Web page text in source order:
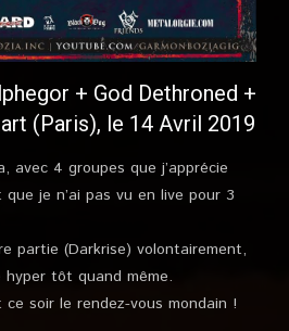
+ God Dethroned +
(Paris), le 14 Avril 2019
avec 4 groupes que j’apprécie
je n’ai pas vu en live pour 3
partie (Darkrise) volontairement,
hyper tôt quand même.
ce soir le rendez-vous mondain !